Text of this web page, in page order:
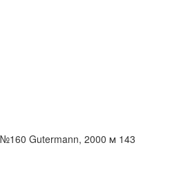
Gutermann, 2000 м 143